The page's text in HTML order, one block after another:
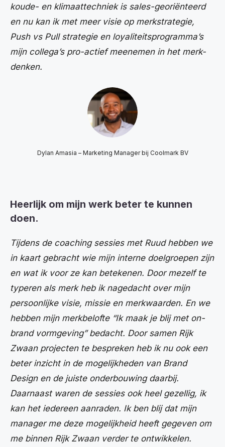
koude- en klimaattechniek is sales-georiënteerd
en nu kan ik met meer visie op merkstrategie,
Push vs Pull strategie en loyaliteitsprogramma’s
mijn collega’s pro-actief meenemen in het merk-
denken.
Dylan Amasia – Marketing Manager bij Coolmark BV
Heerlijk om mijn werk beter te kunnen
doen.
Tijdens de coaching sessies met Ruud hebben we
in kaart gebracht wie mijn interne doelgroepen zijn
en wat ik voor ze kan betekenen. Door mezelf te
typeren als merk heb ik nagedacht over mijn
persoonlijke visie, missie en merkwaarden. En we
hebben mijn merkbelofte “Ik maak je blij met on-
brand vormgeving” bedacht. Door samen Rijk
Zwaan projecten te bespreken heb ik nu ook een
beter inzicht in de mogelijkheden van Brand
Design en de juiste onderbouwing daarbij.
Daarnaast waren de sessies ook heel gezellig, ik
kan het iedereen aanraden. Ik ben blij dat mijn
manager me deze mogelijkheid heeft gegeven om
me binnen Rijk Zwaan verder te ontwikkelen.